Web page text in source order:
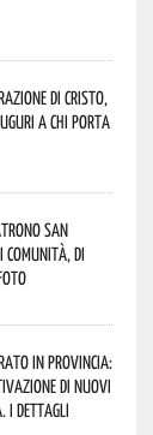
di Cristo,
a chi porta
San
comunità, di
in provincia:
di nuovi
I dettagli